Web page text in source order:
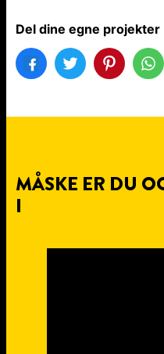
Del dine egne projekter
MÅSKE ER DU
I